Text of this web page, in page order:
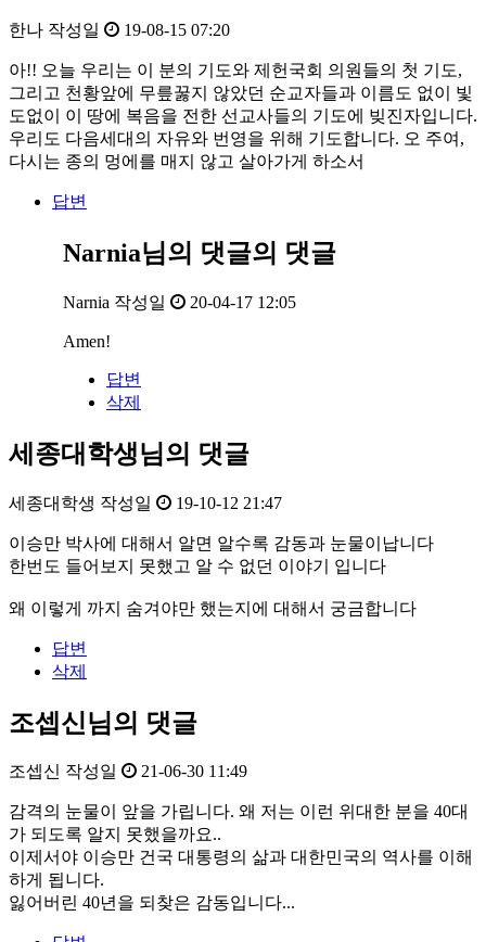
한나 작성일 19-08-15 07:20
아!! 오늘 우리는 이 분의 기도와 제헌국회 의원들의 첫 기도,
그리고 천황앞에 무릎꿇지 않았던 순교자들과 이름도 없이 빛
도없이 이 땅에 복음을 전한 선교사들의 기도에 빚진자입니다.
우리도 다음세대의 자유와 번영을 위해 기도합니다. 오 주여,
다시는 종의 멍에를 매지 않고 살아가게 하소서
답변
Narnia님의 댓글의 댓글
Narnia 작성일 20-04-17 12:05
Amen!
답변
삭제
세종대학생님의 댓글
세종대학생 작성일 19-10-12 21:47
이승만 박사에 대해서 알면 알수록 감동과 눈물이납니다
한번도 들어보지 못했고 알 수 없던 이야기 입니다
왜 이렇게 까지 숨겨야만 했는지에 대해서 궁금합니다
답변
삭제
조셉신님의 댓글
조셉신 작성일 21-06-30 11:49
감격의 눈물이 앞을 가립니다. 왜 저는 이런 위대한 분을 40대
가 되도록 알지 못했을까요..
이제서야 이승만 건국 대통령의 삶과 대한민국의 역사를 이해
하게 됩니다.
잃어버린 40년을 되찾은 감동입니다...